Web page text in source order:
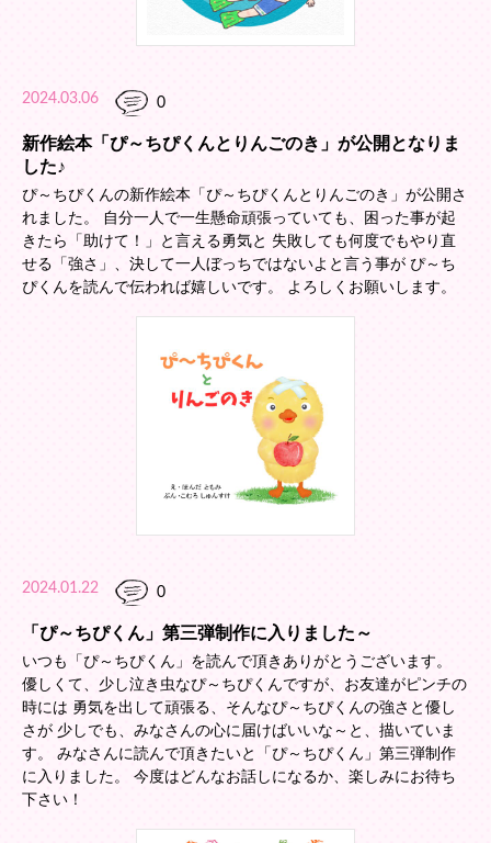
2024.03.06 0
新作絵本「ぴ～ちぴくんとりんごのき」が公開となりま
した♪
ぴ～ちぴくんの新作絵本「ぴ～ちぴくんとりんごのき」が公開さ
れました。 自分一人で一生懸命頑張っていても、困った事が起
きたら「助けて！」と言える勇気と 失敗しても何度でもやり直
せる「強さ」、決して一人ぼっちではないよと言う事が ぴ～ち
ぴくんを読んで伝われば嬉しいです。 よろしくお願いします。
2024.01.22 0
「ぴ～ちぴくん」第三弾制作に入りました～
いつも「ぴ～ちぴくん」を読んで頂きありがとうございます。
優しくて、少し泣き虫なぴ～ちぴくんですが、お友達がピンチの
時には 勇気を出して頑張る、そんなぴ～ちぴくんの強さと優し
さが 少しでも、みなさんの心に届けばいいな～と、描いていま
す。 みなさんに読んで頂きたいと「ぴ～ちぴくん」第三弾制作
に入りました。 今度はどんなお話しになるか、楽しみにお待ち
下さい！